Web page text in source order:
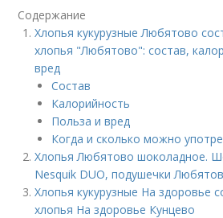
Содержание
Хлопья кукурузные Любятово
хлопья "Любятово": состав,
вред
Состав
Калорийность
Польза и вред
Когда и сколько можно
Хлопья Любятово шоколадное.
Nesquik DUO, подушечки
Хлопья кукурузные На здоровье
хлопья На здоровье Кунцево